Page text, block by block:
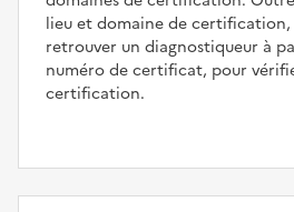
lieu et domaine de
retrouver un diagnostiqueur à
numéro de certificat, pour
certification.